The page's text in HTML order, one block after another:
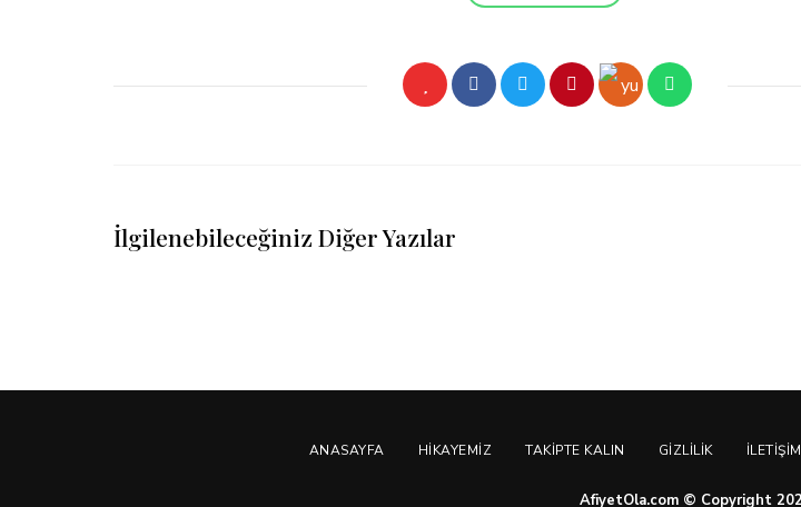
İlgilenebileceğiniz Diğer Yazılar
ANASAYFA HIKAYEMIZ TAKIPTE KALIN GIZLILIK İLETIŞIM
AfiyetOla.com © Copyright